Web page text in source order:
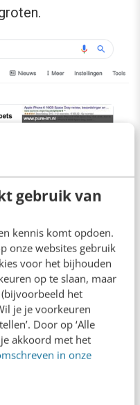
gebruik van
kennis komt opdoen.
onze websites gebruik
voor het bijhouden
op te slaan, maar
het
je je voorkeuren
Door op ‘Alle
akkoord met het
in onze
ook een
duizenden SERPs
de voorkeur heeft
ookdit artikel